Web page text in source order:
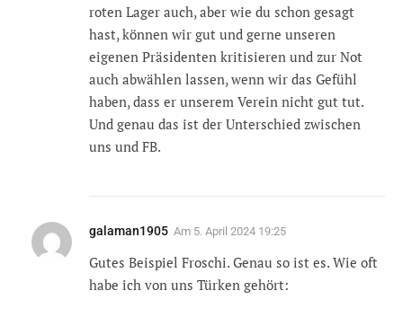
roten Lager auch, aber wie du schon gesagt
hast, können wir gut und gerne unseren
eigenen Präsidenten kritisieren und zur Not
auch abwählen lassen, wenn wir das Gefühl
haben, dass er unserem Verein nicht gut tut.
Und genau das ist der Unterschied zwischen
uns und FB.
galaman1905 Am 5. April 2024 19:25
Gutes Beispiel Froschi. Genau so ist es. Wie oft
habe ich von uns Türken gehört: